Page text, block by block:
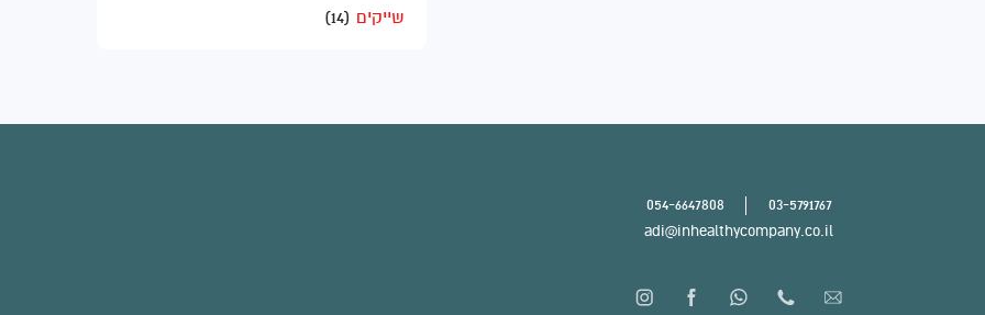
שייקים (14)
03-5791767
054-6647808
adi@inhealthycompany.co.il